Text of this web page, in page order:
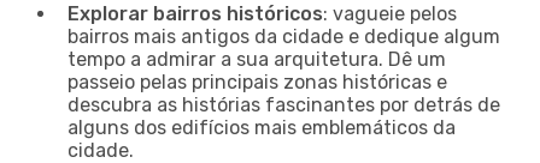
Explorar bairros históricos: vagueie pelos
bairros mais antigos da cidade e dedique algum
tempo a admirar a sua arquitetura. Dê um
passeio pelas principais zonas históricas e
descubra as histórias fascinantes por detrás de
alguns dos edifícios mais emblemáticos da
cidade.